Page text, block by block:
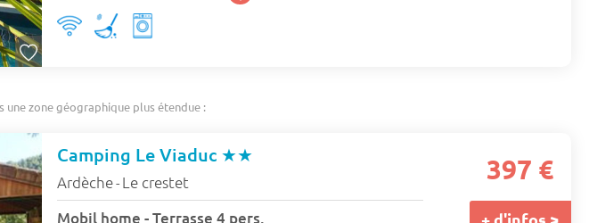
une zone géographique plus étendue :
Camping Le Viaduc ★★
Ardèche- Le crestet
Mobil home - Terrasse 4 pers.
397 €